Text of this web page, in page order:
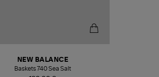
NEW BALANCE
Baskets 740 Sea Salt